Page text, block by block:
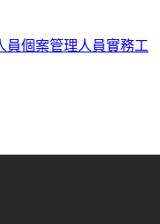
員個案管理人員實務工